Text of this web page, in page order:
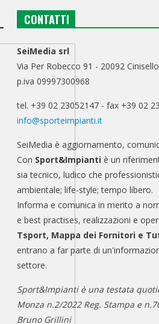
CONTATTI
SeiMedia srl
Via Per Robecco 91 - 20092
p.iva 09997300968
tel. +39 02 23052147 - fax +39 02
info@sporteimpianti.it
SeiMedia è aggiornamento,
Con Sport&Impianti è un
sia tecnico, ludico che
ambientale; life-style; tempo libero.
Informa e comunica in merito a
e best practises, realizzazioni e
Tsport, Mappa dei Fornitori e
entrano a far parte di
settore.
Sport&Impianti è una testata
Monza n.2/2022 Reg. Stampa e
Bruno Grillini